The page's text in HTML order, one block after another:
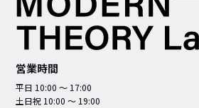
営業時間
平日 10:00 ～ 17:00
土日祝 10:00 ～ 19:00